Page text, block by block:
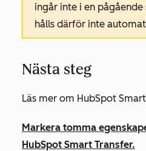
ingår inte i en
hålls därför inte
Nästa steg
Läs mer om HubSpot
Markera tomma
HubSpot Smart Transfer.